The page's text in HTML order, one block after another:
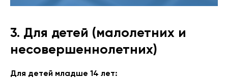
3. Для детей (малолетних и
несовершеннолетних)
Для детей младше 14 лет: